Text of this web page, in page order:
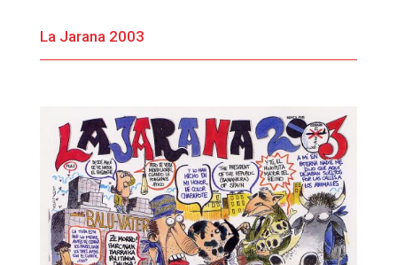
La Jarana 2003